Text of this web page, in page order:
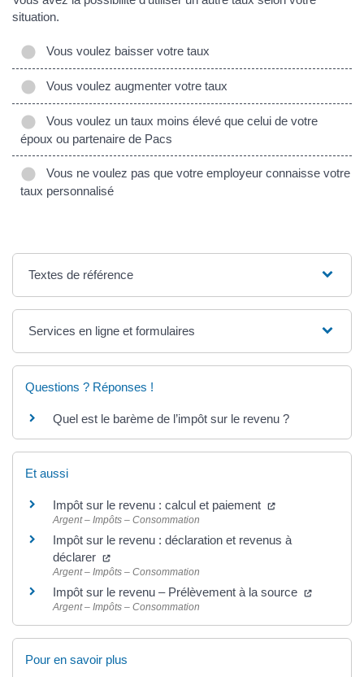
situation.
Vous voulez baisser votre taux
Vous voulez augmenter votre taux
Vous voulez un taux moins élevé que celui de votre
époux ou partenaire de Pacs
Vous ne voulez pas que votre employeur connaisse votre
taux personnalisé
Textes de référence
Services en ligne et formulaires
Questions ? Réponses !
Quel est le barème de l’impôt sur le revenu ?
Et aussi
Impôt sur le revenu : calcul et paiement
Argent – Impôts – Consommation
Impôt sur le revenu : déclaration et revenus à
déclarer
Argent – Impôts – Consommation
Impôt sur le revenu – Prélèvement à la source
Argent – Impôts – Consommation
Pour en savoir plus